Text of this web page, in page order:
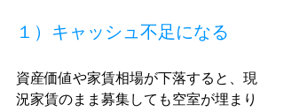
１）キャッシュ不足になる
資産価値や家賃相場が下落すると、現
況家賃のまま募集しても空室が埋まり